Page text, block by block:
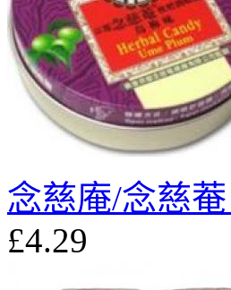
念慈庵/念慈
£4.29